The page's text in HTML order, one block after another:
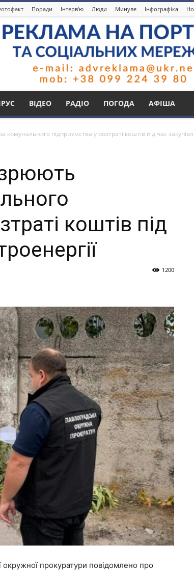
Поради Інтерв’ю Люди Минуле Інфографіка
ВІДЕО РАДІО ПОГОДА АФІША
підприємства у розтраті коштів під час
коштів під
1200
прокуратури повідомлено про